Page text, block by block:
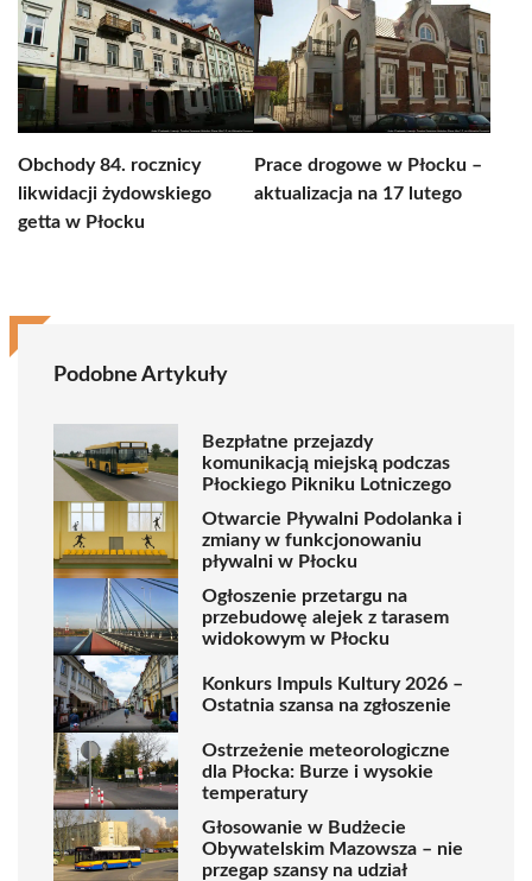
Obchody 84. rocznicy
likwidacji żydowskiego
getta w Płocku
Prace drogowe w Płocku –
aktualizacja na 17 lutego
Podobne Artykuły
Bezpłatne przejazdy
komunikacją miejską podczas
Płockiego Pikniku Lotniczego
Otwarcie Pływalni Podolanka i
zmiany w funkcjonowaniu
pływalni w Płocku
Ogłoszenie przetargu na
przebudowę alejek z tarasem
widokowym w Płocku
Konkurs Impuls Kultury 2026 –
Ostatnia szansa na zgłoszenie
Ostrzeżenie meteorologiczne
dla Płocka: Burze i wysokie
temperatury
Głosowanie w Budżecie
Obywatelskim Mazowsza – nie
przegap szansy na udział